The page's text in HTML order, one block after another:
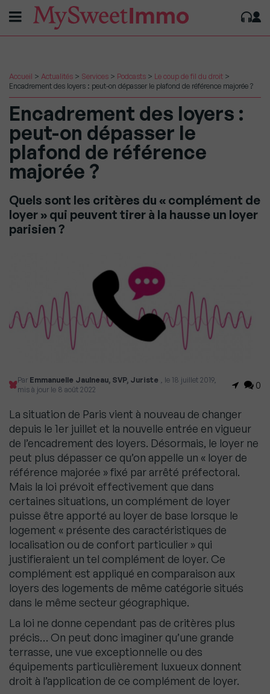
Accueil > Actualités > Services > Podcasts > Le coup de fil du droit >
Encadrement des loyers : peut-on dépasser le plafond de référence majorée ?
Encadrement des loyers :
peut-on dépasser le
plafond de référence
majorée ?
Quels sont les critères du « complément de
loyer » qui peuvent tirer à la hausse un loyer
parisien ?
Par Emmanuelle Jaulneau, SVP, Juriste , le 18 juillet 2019,
mis à jour le 8 août 2022
0
La situation de Paris vient à nouveau de changer
depuis le 1er juillet et la nouvelle entrée en vigueur
de l’encadrement des loyers. Désormais, le loyer ne
peut plus dépasser ce qu’on appelle un « loyer de
référence majorée » fixé par arrêté préfectoral.
Mais la loi prévoit effectivement que dans
certaines situations, un complément de loyer
puisse être apporté au loyer de base lorsque le
logement « présente des caractéristiques de
localisation ou de confort particulier » qui
justifieraient un tel complément de loyer. Ce
complément est appliqué en comparaison aux
loyers des logements de même catégorie situés
dans le même secteur géographique.
La loi ne donne cependant pas de critères plus
précis… On peut donc imaginer qu’une grande
terrasse, une vue exceptionnelle ou des
équipements particulièrement luxueux donnent
droit à l’application de ce complément de loyer.